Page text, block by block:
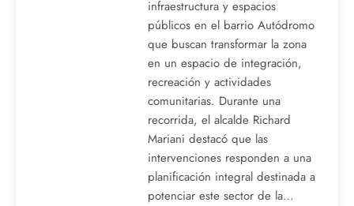
infraestructura y espacios
públicos en el barrio Autódromo
que buscan transformar la zona
en un espacio de integración,
recreación y actividades
comunitarias. Durante una
recorrida, el alcalde Richard
Mariani destacó que las
intervenciones responden a una
planificación integral destinada a
potenciar este sector de la…